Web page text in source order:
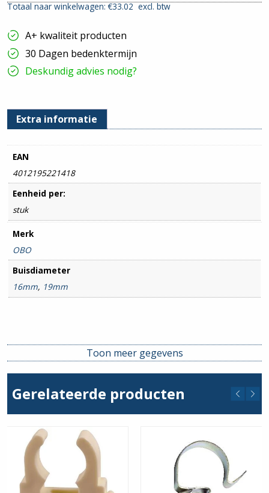
-
|
Per
50
Stuks
hoeveelheid
Totaal naar winkelwagen: €33.02excl. btw
A+ kwaliteit producten
30 Dagen bedenktermijn
Deskundig advies nodig?
Extra informatie
EAN
4012195221418
Eenheid per:
stuk
Merk
OBO
Buisdiameter
16mm, 19mm
Toon meer gegevens
Gerelateerde producten